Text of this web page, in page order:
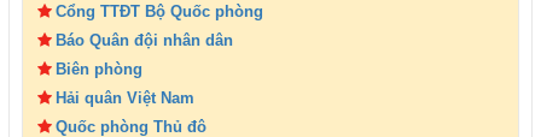
Cổng TTĐT Bộ Quốc phòng
Báo Quân đội nhân dân
Biên phòng
Hải quân Việt Nam
Quốc phòng Thủ đô